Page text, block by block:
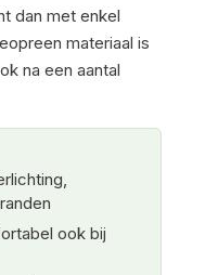
dan met enkel
materiaal is
na een aantal
ook bij